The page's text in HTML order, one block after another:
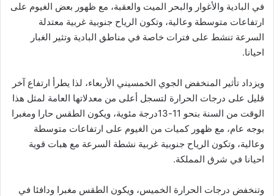
في البادية والأغوار والبحر الميت والعقبة، مع ظهور بعض الغيوم على
ارتفاعات متوسطة وعالية، وتكون الرياح جنوبية غربية معتدلة
السرعة تنشط على فترات خاصة في مناطق البادية وتثير الغبار
احيانا.
ويزداد تأثير المنخفض الجوي الخمسيني الأربعاء، لذا يطرأ ارتفاع آخر
قليل على درجات الحرارة لتسجل أعلى من معدلاتها العامة لمثل هذا
الوقت من السنة بنحو 11-13درجة مئوية، ويكون الطقس حارا ومغبرا
بوجه عام، مع ظهور كميات من الغيوم على ارتفاعات متوسطة
وعالية، وتكون الرياح جنوبية غربية نشطة السرعة مع هبات قوية
احيانا في شرق المملكة.
وتنخفض درجات الحرارة الخميس، ويكون الطقس مغبرا ودافئا في